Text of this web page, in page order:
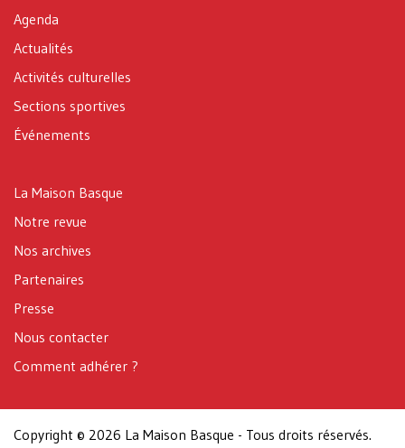
Agenda
Actualités
Activités culturelles
Sections sportives
Événements
La Maison Basque
Notre revue
Nos archives
Partenaires
Presse
Nous contacter
Comment adhérer ?
Copyright © 2026 La Maison Basque - Tous droits réservés.